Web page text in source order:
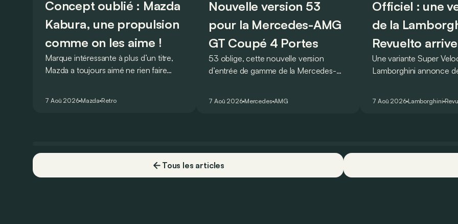
Concept oublié : Mazda
Kabura, une propulsion
comme on les aime !
Marque intéressante à plus d’un titre,
Mazda a toujours aimé ne rien faire
7 Aoû 2026 Mazda Retro
Nouvelle version 53
pour la Mercedes-AMG
GT Coupé 4 Portes
53 oblige, cette nouvelle version
d’entrée de gamme de la Mercedes-
7 Aoû 2026 Mercedes AMG
Officiel : une
de la
Revuelto
Une variante Super
Lamborghini annonce
voiture de série !
7 Aoû 2026 Lamborghini
Tous les articles